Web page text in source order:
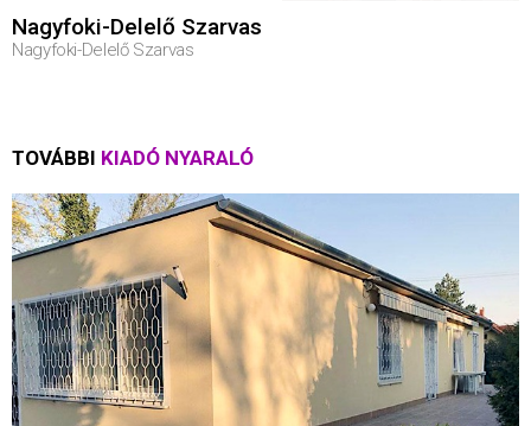
Nagyfoki-Delelő Szarvas
Nagyfoki-Delelő Szarvas
TOVÁBBI KIADÓ NYARALÓ